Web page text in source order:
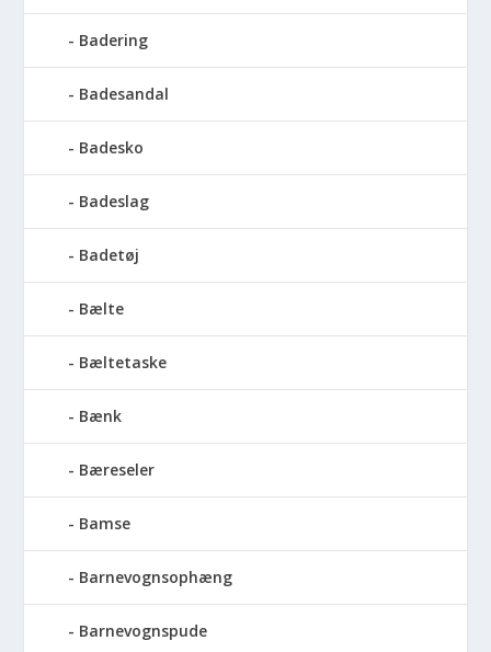
Badering
Badesandal
Badesko
Badeslag
Badetøj
Bælte
Bæltetaske
Bænk
Bæreseler
Bamse
Barnevognsophæng
Barnevognspude